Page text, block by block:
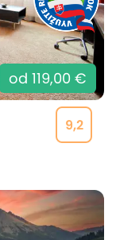
od 119,00 €
9,2